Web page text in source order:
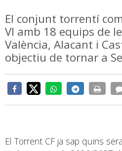
El conjunt torrentí
VI amb 18 equips de
València, Alacant i
objectiu de tornar a
El Torrent CF ja sap quins